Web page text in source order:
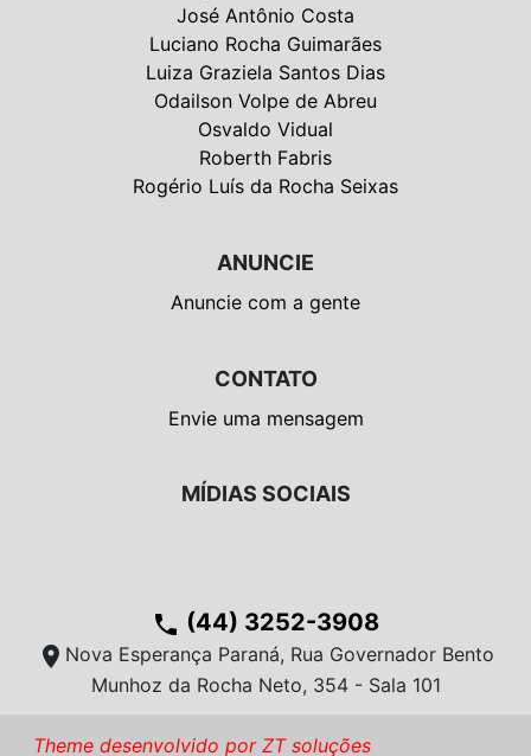
José Antônio Costa
Luciano Rocha Guimarães
Luiza Graziela Santos Dias
Odailson Volpe de Abreu
Osvaldo Vidual
Roberth Fabris
Rogério Luís da Rocha Seixas
ANUNCIE
Anuncie com a gente
CONTATO
Envie uma mensagem
MÍDIAS SOCIAIS
phone (44) 3252-3908
location_on Nova Esperança Paraná, Rua Governador Bento
Munhoz da Rocha Neto, 354 - Sala 101
Theme desenvolvido por ZT soluções